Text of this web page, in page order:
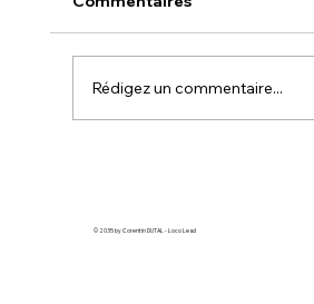
avec Google Ads ? Ne vous inquiétez pas,
vous n'êtes pas seul.
Rédigez un commentaire...
© 2035 by Corentin DUTAL - Loco Lead